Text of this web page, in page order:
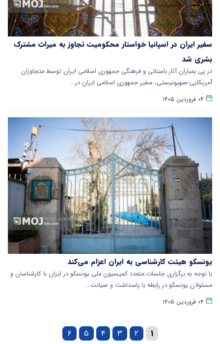
سفیر ایران در اسپانیا خواستار محکومیت تجاوز به میراث مشترک
بشری شد
در پی بمباران آثار باستانی و فرهنگی جمهوری اسلامی ایران توسط متجاوزان
آمریکایی-صهیونیستی، سفیر جمهوری اسلامی ایران در…
۰۴ فروردین ۱۴۰۵
یونسکو هیئت کارشناسی به ایران اعزام می‌کند
با توجه به برگزاری جلسات متعدد کمیسیون ملی یونسکو در ایران با کارشناسان و
مسئولان یونسکو در رابطه با پاسداشت و صیانت…
۰۴ فروردین ۱۴۰۵
۱ ۲ ۳ ۴ ۵ ۶